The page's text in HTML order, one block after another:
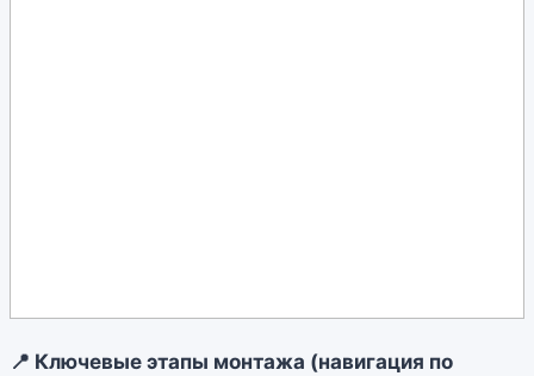
📍 Ключевые этапы монтажа (навигация по